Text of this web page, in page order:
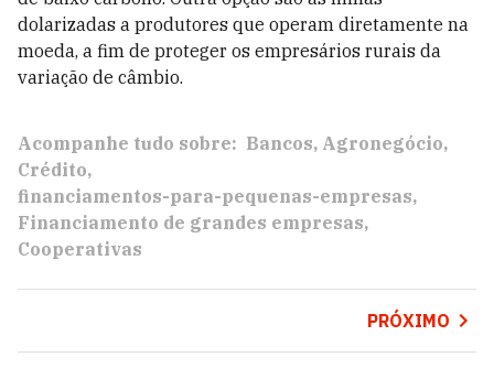
dolarizadas a produtores que operam diretamente na
moeda, a fim de proteger os empresários rurais da
variação de câmbio.
Acompanhe tudo sobre: Bancos Agronegócio
Crédito
financiamentos-para-pequenas-empresas
Financiamento de grandes empresas
Cooperativas
PRÓXIMO